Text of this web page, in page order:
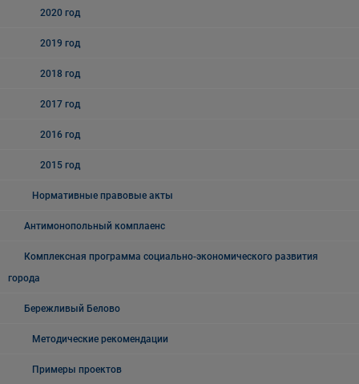
2020 год
2019 год
2018 год
2017 год
2016 год
2015 год
Нормативные правовые акты
Антимонопольный комплаенс
Комплексная программа социально-экономического развития
города
Бережливый Белово
Методические рекомендации
Примеры проектов